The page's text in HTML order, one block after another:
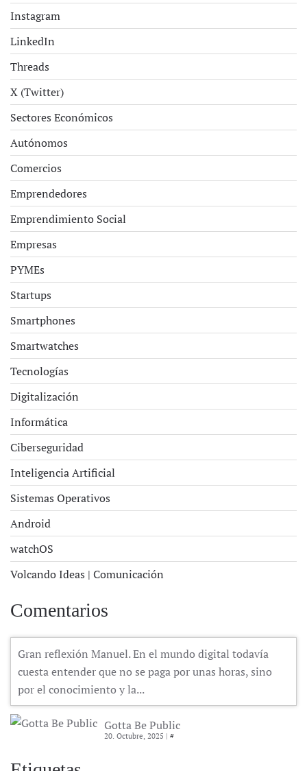
Instagram
LinkedIn
Threads
X (Twitter)
Sectores Económicos
Autónomos
Comercios
Emprendedores
Emprendimiento Social
Empresas
PYMEs
Startups
Smartphones
Smartwatches
Tecnologías
Digitalización
Informática
Ciberseguridad
Inteligencia Artificial
Sistemas Operativos
Android
watchOS
Volcando Ideas | Comunicación
Comentarios
Gran reflexión Manuel. En el mundo digital todavía
cuesta entender que no se paga por unas horas, sino
por el conocimiento y la...
Gotta Be Public
20. Octubre, 2025 | #